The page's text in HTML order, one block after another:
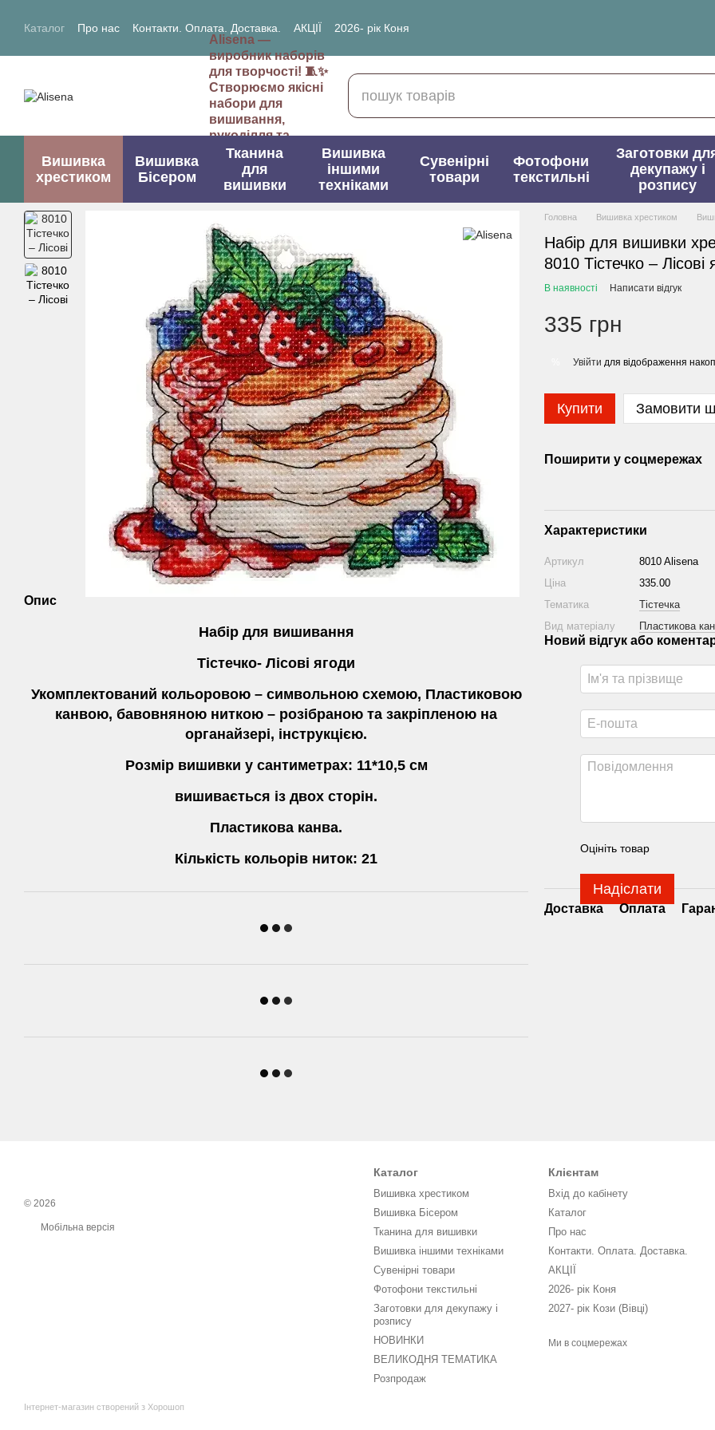
Каталог
Про нас Контакти. Оплата. Доставка. АКЦІЇ
2026- рік Коня
Alisena —
виробник наборів
для творчості! 🧵✨
Створюємо якісні
набори для
вишивання,
рукоділля та
творчих проектів.
Вишивка
хрестиком
Вишивка
Бісером
Тканина
для
вишивки
Вишивка
іншими
техніками
Сувенірні
товари
Фотофони
текстильні
Заготовки
декупажу і
розпису
Опис
Набір для вишивання
Тістечко- Лісові ягоди
Укомплектований кольоровою – символьною схемою, Пластиковою
канвою, бавовняною ниткою – розібраною та закріпленою на
органайзері, інструкцією.
Розмір вишивки у сантиметрах: 11*10,5 см
вишивається із двох сторін.
Пластикова канва.
Кількість кольорів ниток: 21
Головна Вишивка хрестиком
Набір для вишивки
8010 Тістечко – Лісові
В наявності Написати відгук
335 грн
Увійти для відображення
Купити Замовити
Поширити у соцмережах
Характеристики
Артикул
8010 Alisena
Ціна
335.00
Тематика
Тістечка
Вид матеріалу
Пластикова
Новий відгук або
Оцініть товар
Надіслати
Доставка Оплата
© 2026
Мобільна версія
Інтернет-магазин створений з Хорошоп
Каталог
Вишивка хрестиком
Вишивка Бісером
Тканина для вишивки
Вишивка іншими техніками
Сувенірні товари
Фотофони текстильні
Заготовки для декупажу і
розпису
НОВИНКИ
ВЕЛИКОДНЯ ТЕМАТИКА
Розпродаж
Клієнтам
Вхід до кабінету
Каталог
Про нас
Контакти. Оплата. Доставка.
АКЦІЇ
2026- рік Коня
2027- рік Кози (Вівці)
Ми в соцмережах